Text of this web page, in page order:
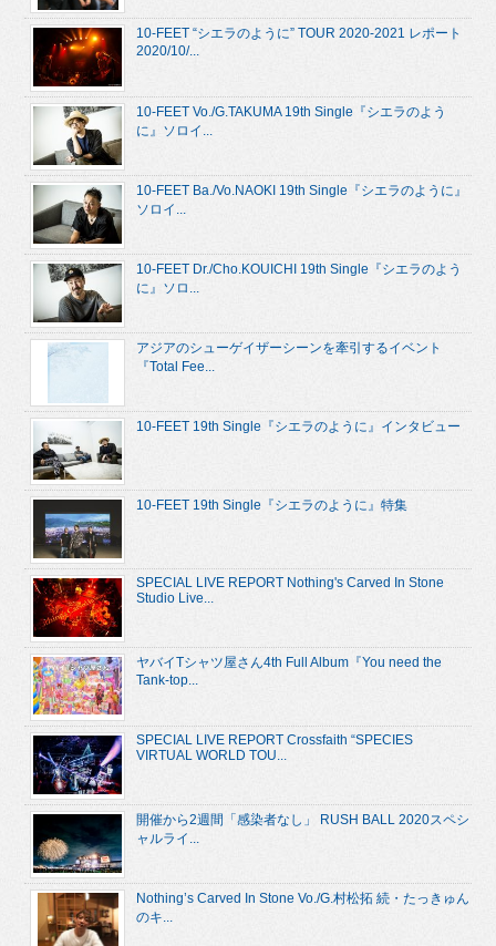
10-FEET “シエラのように” TOUR 2020-2021 レポート
2020/10/...
10-FEET Vo./G.TAKUMA 19th Single『シエラのよう
に』ソロイ...
10-FEET Ba./Vo.NAOKI 19th Single『シエラのように』
ソロイ...
10-FEET Dr./Cho.KOUICHI 19th Single『シエラのよう
に』ソロ...
アジアのシューゲイザーシーンを牽引するイベント
『Total Fee...
10-FEET 19th Single『シエラのように』インタビュー
10-FEET 19th Single『シエラのように』特集
SPECIAL LIVE REPORT Nothing's Carved In Stone
Studio Live...
ヤバイTシャツ屋さん4th Full Album『You need the
Tank-top...
SPECIAL LIVE REPORT Crossfaith “SPECIES
VIRTUAL WORLD TOU...
開催から2週間「感染者なし」 RUSH BALL 2020スペシ
ャルライ...
Nothing’s Carved In Stone Vo./G.村松拓 続・たっきゅん
のキ...